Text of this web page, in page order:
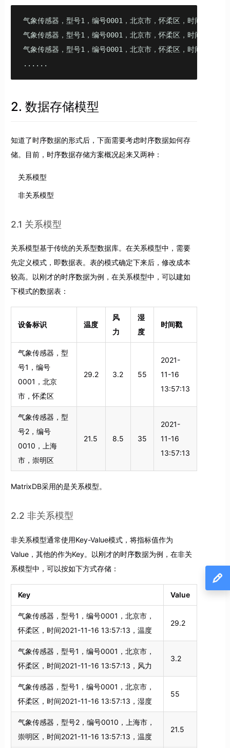
气象传感器，型号1，编号0001，北京市，怀柔区，时间：
气象传感器，型号1，编号0001，北京市，怀柔区，时间：
气象传感器，型号1，编号0001，北京市，怀柔区，时间：
......
2. 数据存储模型
知道了时序数据的形式后，下面需要考虑时序数据如何存
储。目前，时序数据存储方案概况起来又两种：
关系模型
非关系模型
2.1 关系模型
关系模型基于传统的关系型数据库。在关系模型中，需要
先定义模式，即数据表。表的模式确定下来后，修改成本
较高。以刚才的时序数据为例，在关系模型中，可以建如
下模式的数据表：
设备标识 温度
风
力
湿
度
时间戳
气象传感器，型
号1，编号
0001，北京
市，怀柔区
29.2 3.2 55
2021-
11-16
13:57:13
气象传感器，型
号2，编号
0010，上海
市，崇明区
21.5 8.5 35
2021-
11-16
13:57:13
MatrixDB采用的是关系模型。
2.2 非关系模型
非关系模型通常使用Key-Value模式，将指标值作为
Value，其他的作为Key。以刚才的时序数据为例，在非关
系模型中，可以按如下方式存储：
Key Value
气象传感器，型号1，编号0001，北京市，
怀柔区，时间2021-11-16 13:57:13，温度
29.2
气象传感器，型号1，编号0001，北京市，
怀柔区，时间2021-11-16 13:57:13，风力
3.2
气象传感器，型号1，编号0001，北京市，
怀柔区，时间2021-11-16 13:57:13，湿度
55
气象传感器，型号2，编号0010，上海市，
崇明区，时间2021-11-16 13:57:13，温度
21.5